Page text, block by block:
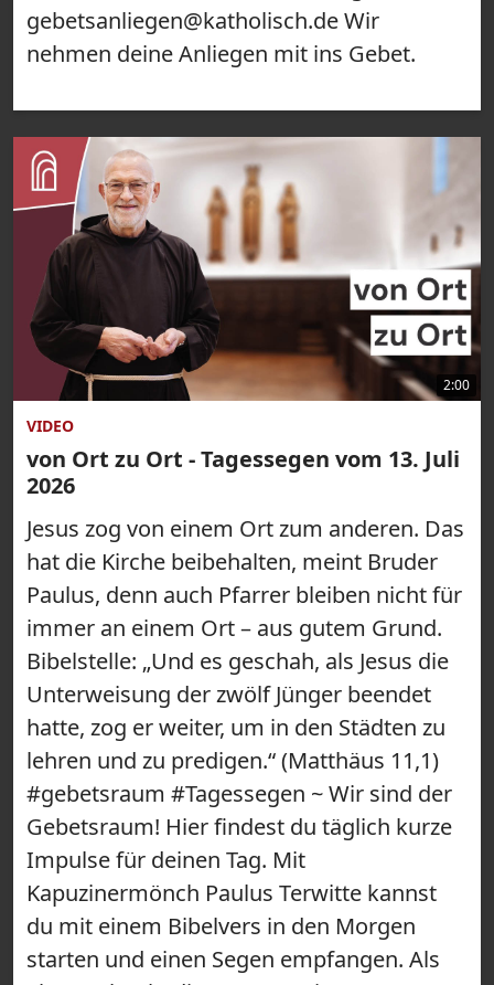
gebetsanliegen@katholisch.de Wir
nehmen deine Anliegen mit ins Gebet.
2:00
VIDEO
von Ort zu Ort - Tagessegen vom 13. Juli
2026
Jesus zog von einem Ort zum anderen. Das
hat die Kirche beibehalten, meint Bruder
Paulus, denn auch Pfarrer bleiben nicht für
immer an einem Ort – aus gutem Grund.
Bibelstelle: „Und es geschah, als Jesus die
Unterweisung der zwölf Jünger beendet
hatte, zog er weiter, um in den Städten zu
lehren und zu predigen.“ (Matthäus 11,1)
#gebetsraum #Tagessegen ~ Wir sind der
Gebetsraum! Hier findest du täglich kurze
Impulse für deinen Tag. Mit
Kapuzinermönch Paulus Terwitte kannst
du mit einem Bibelvers in den Morgen
starten und einen Segen empfangen. Als